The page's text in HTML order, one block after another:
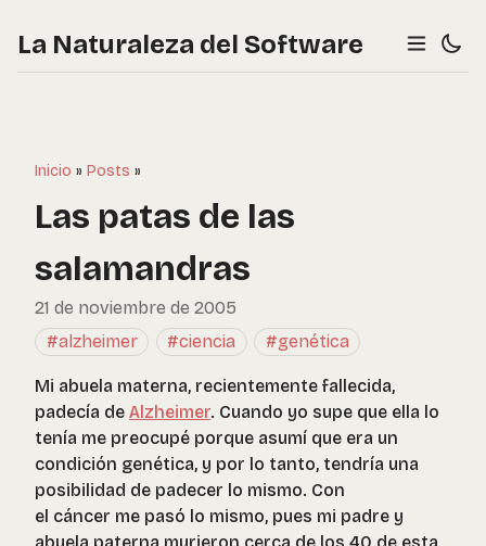
La Naturaleza del Software
Inicio » Posts »
Las patas de las
salamandras
21 de noviembre de 2005
#alzheimer
#ciencia #genética
Mi abuela materna, recientemente fallecida,
padecía de Alzheimer. Cuando yo supe que ella lo
tenía me preocupé porque asumí que era un
condición genética, y por lo tanto, tendría una
posibilidad de padecer lo mismo. Con
el cáncer me pasó lo mismo, pues mi padre y